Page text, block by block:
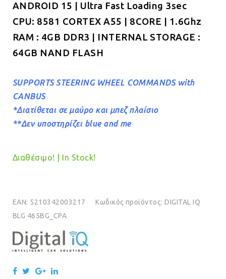
€299.00.
ANDROID 15 | Ultra Fast Loading 3sec
CPU: 8581 CORTEX A55 | 8CORE | 1.6Ghz
RAM : 4GB DDR3 | INTERNAL STORAGE :
64GB NAND FLASH
SUPPORTS STEERING WHEEL COMMANDS with
CANBUS
*Διατίθεται σε μαύρο και μπεζ πλαίσιο
**Δεν υποστηρίζει blue and me
Διαθέσιμο! | In Stock!
EAN: 5210342003217 Κωδικός προϊόντος:DIGITAL IQ
BLG 465BG_CPA